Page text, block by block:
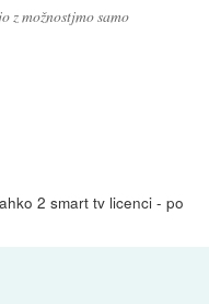
z možnostjmo samo
2 smart tv licenci - po